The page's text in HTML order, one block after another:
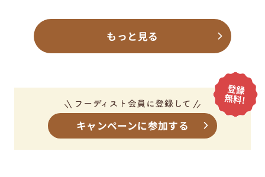
もっと見る
キャンペーンに参加する